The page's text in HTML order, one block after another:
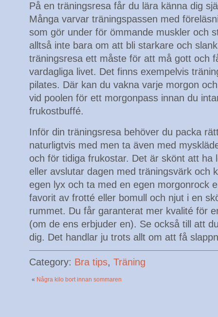
På en träningsresa får du lära känna dig
Många varvar träningspassen med
som gör under för ömmande muskler och
alltså inte bara om att bli starkare och
träningsresa ett måste för att må gott och
vardagliga livet. Det finns exempelvis
pilates. Där kan du vakna varje morgon
vid poolen för ett morgonpass innan du
frukostbuffé.
Inför din träningsresa behöver du packa
naturligtvis med men ta även med
och för tidiga frukostar. Det är skönt att ha
eller avslutar dagen med träningsvärk och
egen lyx och ta med en egen morgonrock
favorit av frotté eller bomull och njut i en
rummet. Du får garanterat mer kvalité för
(om de ens erbjuder en). Se också till att
dig. Det handlar ju trots allt om att få
Category: Bra tips, Träning
« Några kilo bort innan sommaren